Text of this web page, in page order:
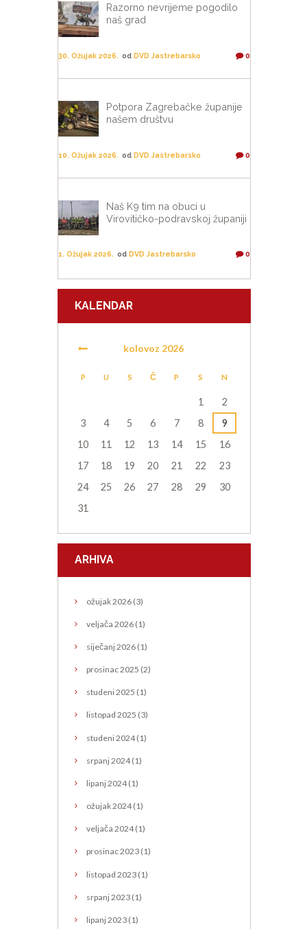
Razorno nevrijeme pogodilo
naš grad
30. Ožujak 2026. odDVD Jastrebarsko 0
Potpora Zagrebačke županije
našem društvu
10. Ožujak 2026. odDVD Jastrebarsko 0
Naš K9 tim na obuci u
Virovitičko-podravskoj županiji
1. Ožujak 2026. od DVD Jastrebarsko 0
KALENDAR
kolovoz 2026
P U S Č P S N
1
2
3
4 5 6 7 8
9
10
11 12 13 14 15
16
17
18 19 20 21 22
23
24
25 26 27 28 29
30
31
ARHIVA
ožujak2026(3)
veljača 2026(1)
siječanj2026(1)
prosinac2025 (2)
studeni2025 (1)
listopad 2025 (3)
studeni2024(1)
srpanj2024(1)
lipanj2024(1)
ožujak2024(1)
veljača 2024(1)
prosinac2023(1)
listopad 2023(1)
srpanj2023(1)
lipanj2023(1)